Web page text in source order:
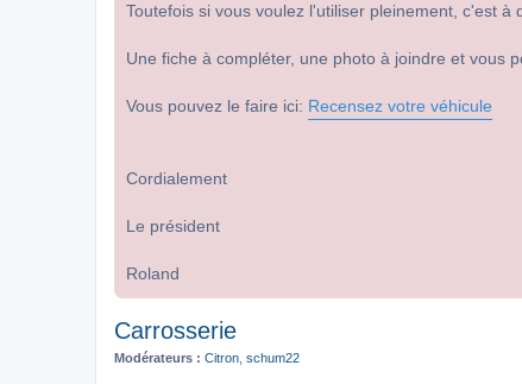
Toutefois si vous voulez l'utiliser pleinement, c'est
Une fiche à compléter, une photo à joindre et vous
Vous pouvez le faire ici: Recensez votre véhicule
Cordialement
Le président
Roland
Carrosserie
Modérateurs : Citron schum22